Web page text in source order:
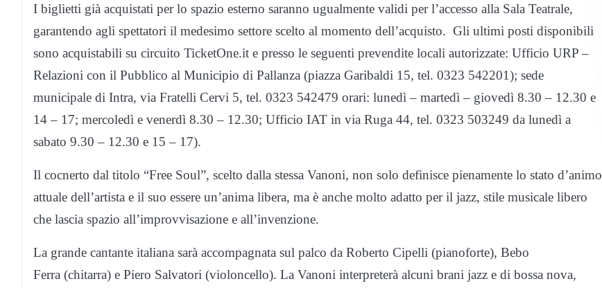
I biglietti già acquistati per lo spazio esterno saranno ugualmente validi per l’accesso alla Sala Teatrale,
garantendo agli spettatori il medesimo settore scelto al momento dell’acquisto. Gli ultimi posti disponibili
sono acquistabili su circuito TicketOne.it e presso le seguenti prevendite locali autorizzate: Ufficio URP –
Relazioni con il Pubblico al Municipio di Pallanza (piazza Garibaldi 15, tel. 0323 542201); sede
municipale di Intra, via Fratelli Cervi 5, tel. 0323 542479 orari: lunedì – martedì – giovedì 8.30 – 12.30 e
14 – 17; mercoledì e venerdì 8.30 – 12.30; Ufficio IAT in via Ruga 44, tel. 0323 503249 da lunedì a
sabato 9.30 – 12.30 e 15 – 17).
Il cocnerto dal titolo “Free Soul”, scelto dalla stessa Vanoni, non solo definisce pienamente lo stato d’animo
attuale dell’artista e il suo essere un’anima libera, ma è anche molto adatto per il jazz, stile musicale libero
che lascia spazio all’improvvisazione e all’invenzione.
La grande cantante italiana sarà accompagnata sul palco da Roberto Cipelli (pianoforte), Bebo
Ferra (chitarra) e Piero Salvatori (violoncello). La Vanoni interpreterà alcuni brani jazz e di bossa nova,